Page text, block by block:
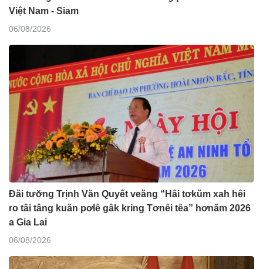
Việt Nam - Siam
06/08/2026
Đăi tươ̆ng Trịnh Văn Quyết veăng “Hâi tơkŭm xah hêi
ro tâi tâng kuăn pơlê gâk kring Tơnêi têa” hơnăm 2026
a Gia Lai
06/08/2026